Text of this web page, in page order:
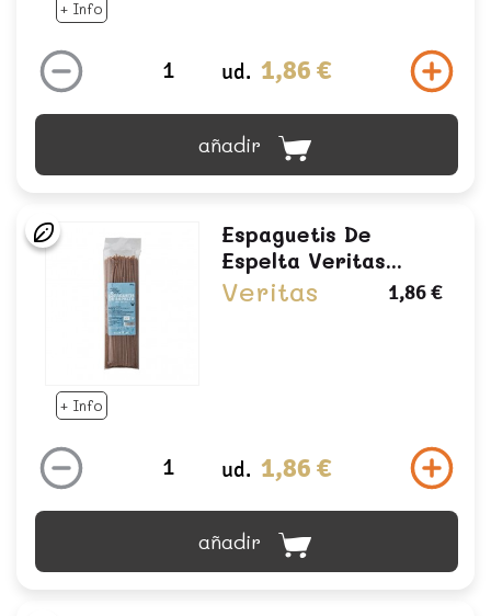
+ Info
ud. 1,86 €
añadir
+ Info
Espaguetis De
Espelta Veritas...
Veritas 1,86 €
ud. 1,86 €
añadir